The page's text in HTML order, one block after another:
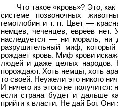
Что такое «кровь»? Это,
системе позвоночных
гемоглобин и т. п. Цвет —
немцев, чеченцев, евреев нет.
наследуется — ни мораль,
разрушительный миф,
рождает кровь. Миф крови
людей и даже целых народов.
порождают. Хоть немцы, хоть
то своей. Неужели это никого
И ничего из этого не
если страна будет и дальше
прийти к власти. Не дай Бог.